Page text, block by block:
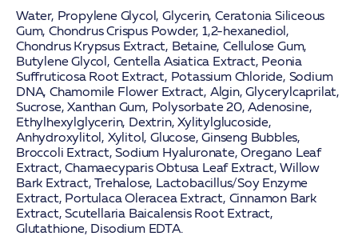
Water, Propylene Glycol, Glycerin, Ceratonia Siliceous
Gum, Chondrus Crispus Powder, 1,2-hexanediol,
Chondrus Krypsus Extract, Betaine, Cellulose Gum,
Butylene Glycol, Centella Asiatica Extract, Peonia
Suffruticosa Root Extract, Potassium Chloride, Sodium
DNA, Chamomile Flower Extract, Algin, Glycerylcaprilat,
Sucrose, Xanthan Gum, Polysorbate 20, Adenosine,
Ethylhexylglycerin, Dextrin, Xylitylglucoside,
Anhydroxylitol, Xylitol, Glucose, Ginseng Bubbles,
Broccoli Extract, Sodium Hyaluronate, Oregano Leaf
Extract, Chamaecyparis Obtusa Leaf Extract, Willow
Bark Extract, Trehalose, Lactobacillus/Soy Enzyme
Extract, Portulaca Oleracea Extract, Cinnamon Bark
Extract, Scutellaria Baicalensis Root Extract,
Glutathione, Disodium EDTA.